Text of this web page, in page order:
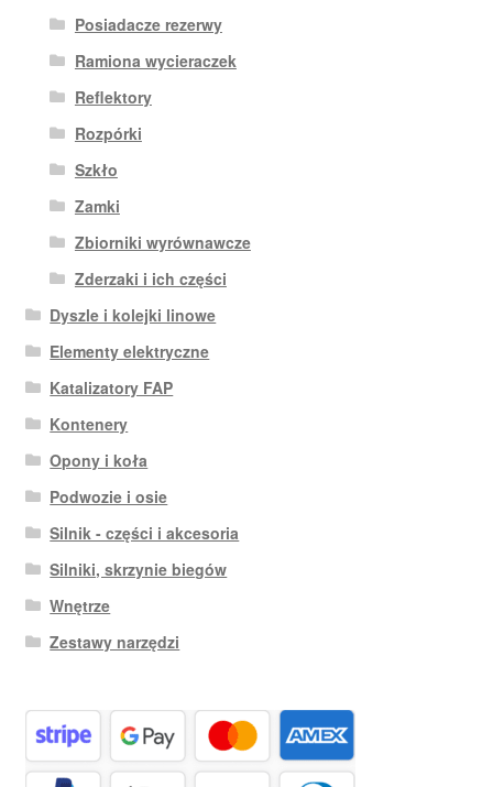
Posiadacze rezerwy
Ramiona wycieraczek
Reflektory
Rozpórki
Szkło
Zamki
Zbiorniki wyrównawcze
Zderzaki i ich części
Dyszle i kolejki linowe
Elementy elektryczne
Katalizatory FAP
Kontenery
Opony i koła
Podwozie i osie
Silnik - części i akcesoria
Silniki, skrzynie biegów
Wnętrze
Zestawy narzędzi